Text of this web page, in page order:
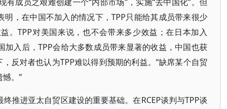
，在中国不加入的情况下，TPP只能给其成员带来很少
。TPP对美国来说，也不会带来多少效益；在日本加入
入后，TPP会给大多数成员带来显著的收益，中国也获
反对者也认为TPP难以得到预期的利益。“缺席某个自贸
。”
推进亚太自贸区建设的重要基础。在RCEP谈判与TPP谈